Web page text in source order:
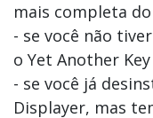
mais completa
- se você não
o Yet Another
- se você já
Displayer, mas